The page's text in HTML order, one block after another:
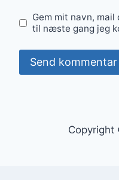
Gem mit navn,
til næste gang jeg